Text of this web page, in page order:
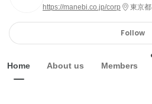
https://manebi.co.jp/corp 東京都
Follow
Home About us Members